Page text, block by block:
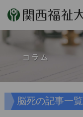
コラム
脳死の記事一覧